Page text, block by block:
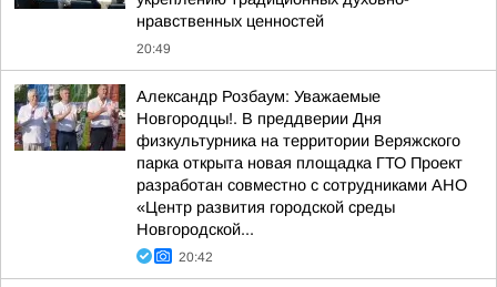
нравственных ценностей
20:49
Александр Розбаум: Уважаемые
Новгородцы!. В преддверии Дня
физкультурника на территории Веряжского
парка открыта новая площадка ГТО Проект
разработан совместно с сотрудниками АНО
«Центр развития городской среды
Новгородской...
20:42